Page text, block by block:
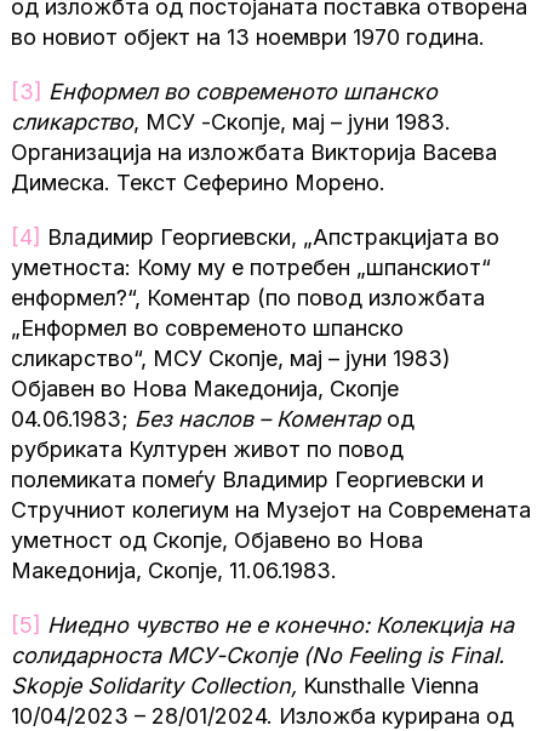
од изложбта од постојаната поставка отворена
во новиот објект на 13 ноември 1970 година.
[3] Енформел во современото шпанско
сликарство, МСУ -Скопје, мај – јуни 1983.
Организација на изложбата Викторија Васева
Димеска. Текст Сеферино Морено.
[4] Владимир Георгиевски, „Апстракцијата во
уметноста: Кому му е потребен „шпанскиот“
енформел?“, Коментар (по повод изложбата
„Енформел во современото шпанско
сликарство“, МСУ Скопје, мај – јуни 1983)
Објавен во Нова Македонија, Скопје
04.06.1983; Без наслов – Коментарод
рубриката Културен живот по повод
полемиката помеѓу Владимир Георгиевски и
Стручниот колегиум на Музејот на Современата
уметност од Скопје, Објавено во Нова
Македонија, Скопје, 11.06.1983.
[5] Ниедно чувство не е конечно: Колекција на
солидарноста МСУ-Скопје (No Feeling is Final.
Skopje Solidarity Collection, Kunsthalle Vienna
10/04/2023 – 28/01/2024. Изложба курирана од